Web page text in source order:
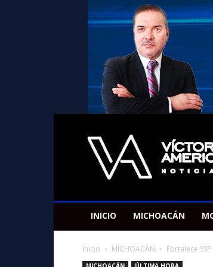
Americano
Victor
INICIO MICHOACÁN
Inicio MICHOACÁN Fortalece